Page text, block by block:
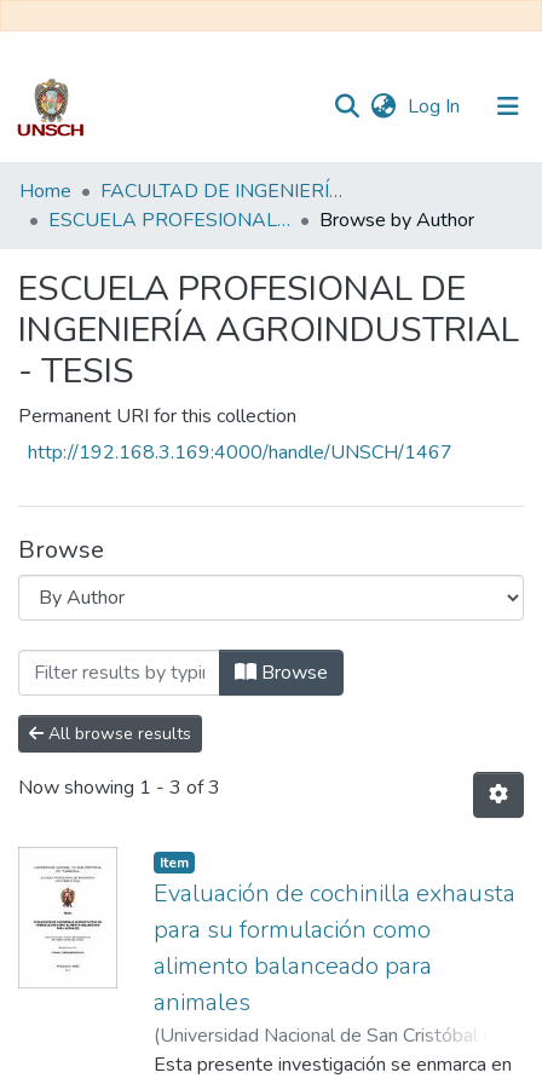
Log In (current)
Communities
&
All of DSpace
Home
FACULTAD DE INGENIERÍA QUÍMICA Y METALURGIA
ESCUELA PROFESIONAL DE INGENIERÍA AGROINDUSTRIAL - TESIS
Browse by Author
ESCUELA PROFESIONAL DE
INGENIERÍA AGROINDUSTRIAL
- TESIS
Permanent URI for this collection
http://192.168.3.169:4000/handle/UNSCH/1467
Browse
Browsing ESCUELA PROFESIONAL
Browse
All browse results
Now showing 1 - 3 of 3
Item
Evaluación de cochinilla exhausta
para su formulación como
alimento balanceado para
animales
(Universidad Nacional de San Cristóbal de
Huamanga,2017)Reyes Taype, Yesabeli
Esta presente investigación se enmarca en